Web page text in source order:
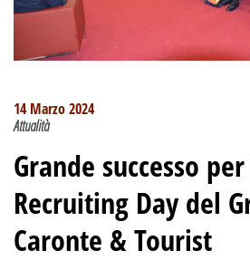
14 Marzo 2024
Attualità
Grande successo
Recruiting Day del
Caronte & Tourist